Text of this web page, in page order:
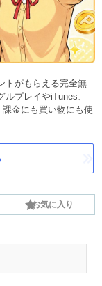
トがもらえる完全無
プレイやiTunes、
金にも買い物にも使
お気に入り